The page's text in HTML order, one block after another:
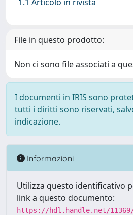
File in questo prodotto:
Non ci sono file associati a
I documenti in IRIS sono
tutti i diritti sono riservati,
indicazione.
Informazioni
Utilizza questo identificativo
link a questo documento:
https://hdl.handle.net/11369/